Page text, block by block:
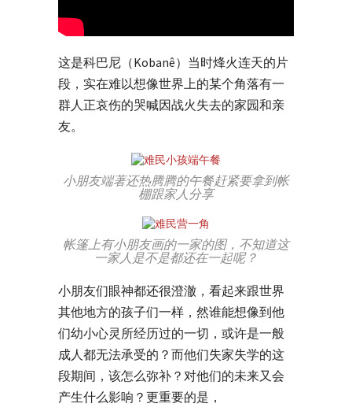
这是科巴尼（Kobanê）当时烽火连天的片
段，实在难以想像世界上的某个角落有一
群人正哀伤的哭喊因战火失去的家园和亲
友。
小朋友端著还热腾腾的午餐赶紧要拿到帐
棚跟家人分享
帐篷上有小朋友画的一家的图，不知道这
一家人是不是都还在一起呢？
小朋友们眼神都还很澄澈，看起来跟世界
其他地方的孩子们一样，然谁能想像到他
们幼小心灵所经历过的一切，或许是一般
成人都无法承受的？而他们失家失学的这
段期间，该怎么弥补？对他们的未来又会
产生什么影响？更重要的是，